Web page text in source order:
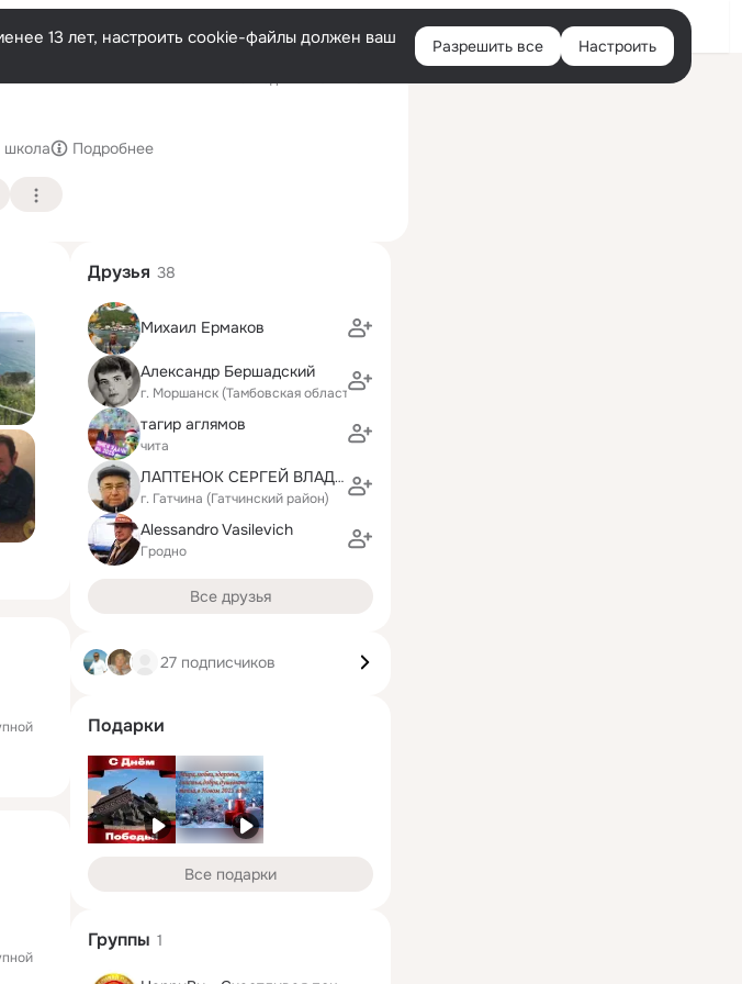
Войти
13 лет, настроить cookie-файлы должен ваш
Разрешить все Настроить
школа Подробнее
Друзья 38
Михаил Ермаков
Александр Бершадский
г. Моршанск (Тамбовская область)
тагир аглямов
чита
ЛАПТЕНОК СЕРГЕЙ ВЛАДИМИРОВИЧ
г. Гатчина (Гатчинский район)
Alessandro Vasilevich
Гродно
Все друзья
27 подписчиков
Подарки
Все подарки
Группы 1